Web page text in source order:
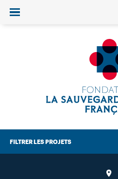
Ouvrir/fermer le menu
FILTRER LES PROJETS